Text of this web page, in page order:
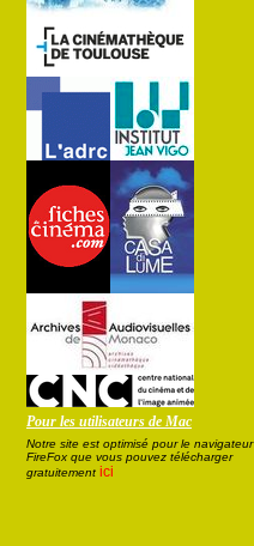
Pour les utilisateurs de Mac
Notre site est optimisé pour le navigateur
FireFox que vous pouvez télécharger
gratuitement ici